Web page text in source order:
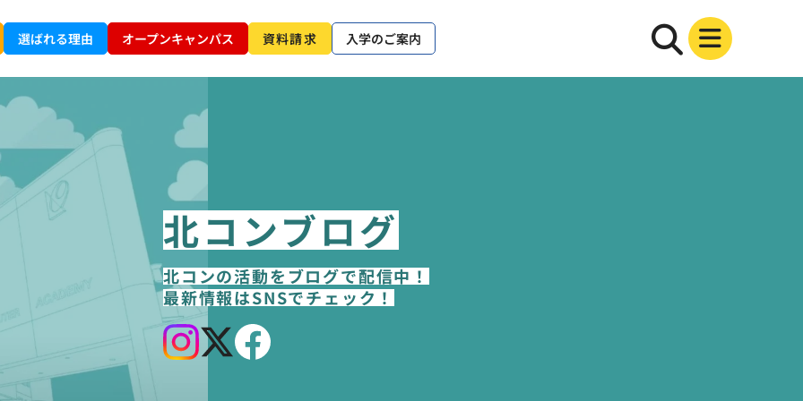
選ばれる理由 オープンキャンパス 資料請求 入学のご案内
北コンブログ
北コンの活動をブログで配信中！
最新情報はSNSでチェック！